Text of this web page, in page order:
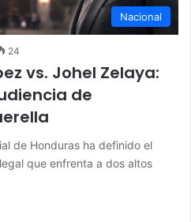
Nacional
24
vs. Johel Zelaya:
de
de Honduras ha definido el
que enfrenta a dos altos